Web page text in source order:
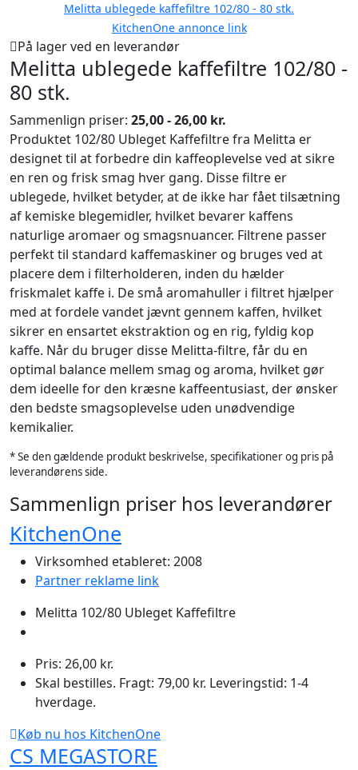
Melitta ublegede kaffefiltre 102/80 - 80 stk.
KitchenOne annonce link
På lager ved en leverandør
Melitta ublegede kaffefiltre 102/80 -
80 stk.
Sammenlign priser: 25,00 - 26,00 kr.
Produktet 102/80 Ubleget Kaffefiltre fra Melitta er
designet til at forbedre din kaffeoplevelse ved at sikre
en ren og frisk smag hver gang. Disse filtre er
ublegede, hvilket betyder, at de ikke har fået tilsætning
af kemiske blegemidler, hvilket bevarer kaffens
naturlige aromaer og smagsnuancer. Filtrene passer
perfekt til standard kaffemaskiner og bruges ved at
placere dem i filterholderen, inden du hælder
friskmalet kaffe i. De små aromahuller i filtret hjælper
med at fordele vandet jævnt gennem kaffen, hvilket
sikrer en ensartet ekstraktion og en rig, fyldig kop
kaffe. Når du bruger disse Melitta-filtre, får du en
optimal balance mellem smag og aroma, hvilket gør
dem ideelle for den kræsne kaffeentusiast, der ønsker
den bedste smagsoplevelse uden unødvendige
kemikalier.
* Se den gældende produkt beskrivelse, specifikationer og pris på
leverandørens side.
Sammenlign priser hos leverandører
KitchenOne
Virksomhed etableret: 2008
Partner reklame link
Melitta 102/80 Ubleget Kaffefiltre
Pris: 26,00 kr.
Skal bestilles. Fragt: 79,00 kr. Leveringstid: 1-4
hverdage.
Køb nu hos KitchenOne
CS MEGASTORE